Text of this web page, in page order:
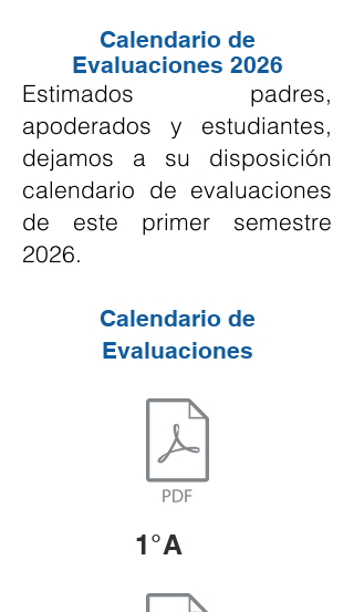
Calendario de
Evaluaciones 2026
Estimados padres,
apoderados y estudiantes,
dejamos a su disposición
calendario de evaluaciones
de este primer semestre
2026.
Calendario de
Evaluaciones
1°A